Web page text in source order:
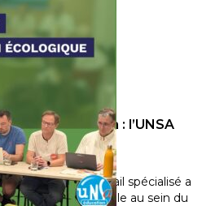
de l’éducation : l’UNSA
les lignes
un groupe de travail spécialisé a
écologique de l’Ecole au sein du